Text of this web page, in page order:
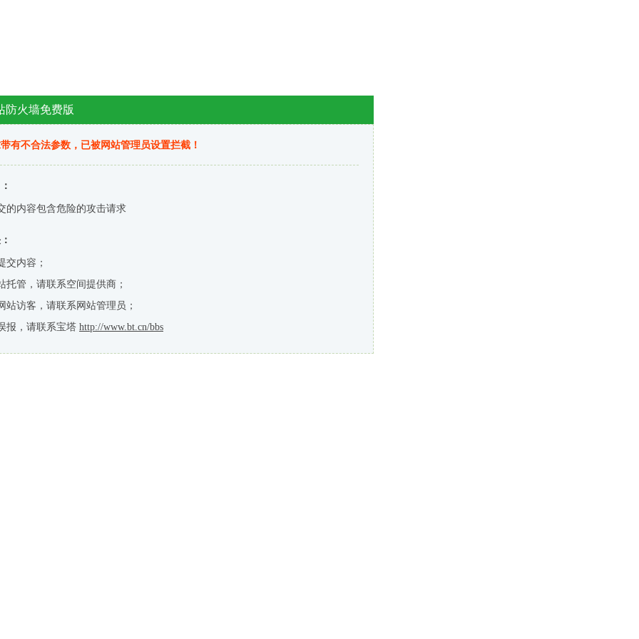
防火墙免费版
有不合法参数，已被网站管理员设置拦截！
的内容包含危险的攻击请求
交内容；
托管，请联系空间提供商；
站访客，请联系网站管理员；
报，请联系宝塔 http://www.bt.cn/bbs